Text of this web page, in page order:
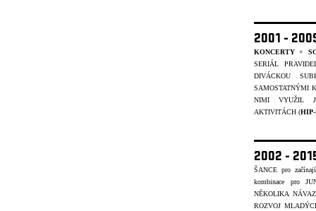
2001 -
KONCERTY +
SERIÁL
DIVÁCKOU
SAMOSTATNÝMI
NIMI VYUŽIL
AKTIVITÁCH (HIP-
2002 -
ŠANCE pro
kombinace pro
NĚKOLIKA
ROZVOJ